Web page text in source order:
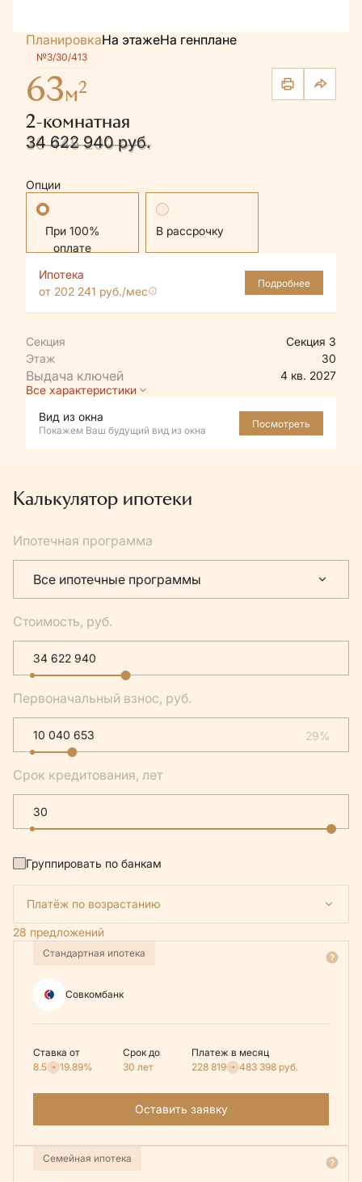
ПланировкаНа этажеНа генплане
№3/30/413
63м2
2-комнатная
36 445 200 руб.
34 622 940 руб.
Опции
Стандартная В рассрочку
Ипотека
от 202 241 руб./мес
Подробнее
Секция
Секция 3
Этаж
30
4 кв. 2027
Все характеристики
Вид из окна
Покажем Ваш будущий вид из окна
Посмотреть
Калькулятор ипотеки
Ипотечная программа
Все ипотечные программы
Стоимость, руб.
Первоначальный взнос, руб.
29%
Срок кредитования, лет
Группировать по банкам
Платёж по возрастанию
28 предложений
Стандартная ипотека
Совкомбанк
Ставка от
8.5
19.89%
Срок до
30 лет
Платеж в месяц
228 819
483 398 руб.
Оставить заявку
Семейная ипотека